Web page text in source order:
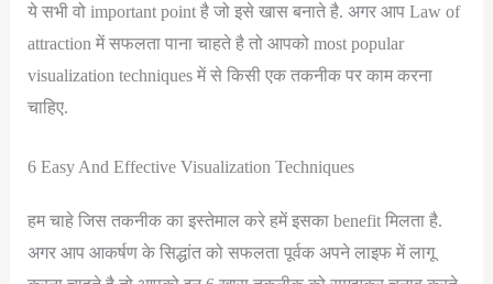
ये सभी वो important point है जो इसे खास बनाते है. अगर आप Law of
attraction में सफलता पाना चाहते है तो आपको most popular
visualization techniques में से किसी एक तकनीक पर काम करना
चाहिए.
6 Easy And Effective Visualization Techniques
हम चाहे जिस तकनीक का इस्तेमाल करे हमें इसका benefit मिलता है.
अगर आप आकर्षण के सिद्धांत को सफलता पूर्वक अपने लाइफ में लागू